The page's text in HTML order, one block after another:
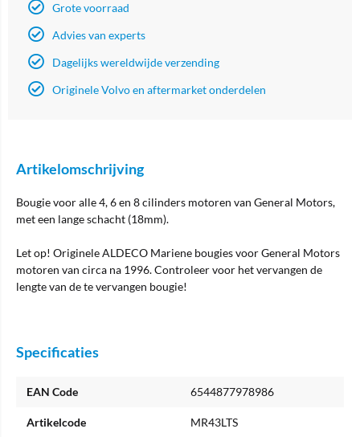
Grote voorraad
Advies van experts
Dagelijks wereldwijde verzending
Originele Volvo en aftermarket onderdelen
Artikelomschrijving
Bougie voor alle 4, 6 en 8 cilinders motoren van General Motors,
met een lange schacht (18mm).
Let op! Originele ALDECO Mariene bougies voor General Motors
motoren van circa na 1996. Controleer voor het vervangen de
lengte van de te vervangen bougie!
Specificaties
EAN Code 6544877978986
Artikelcode MR43LTS